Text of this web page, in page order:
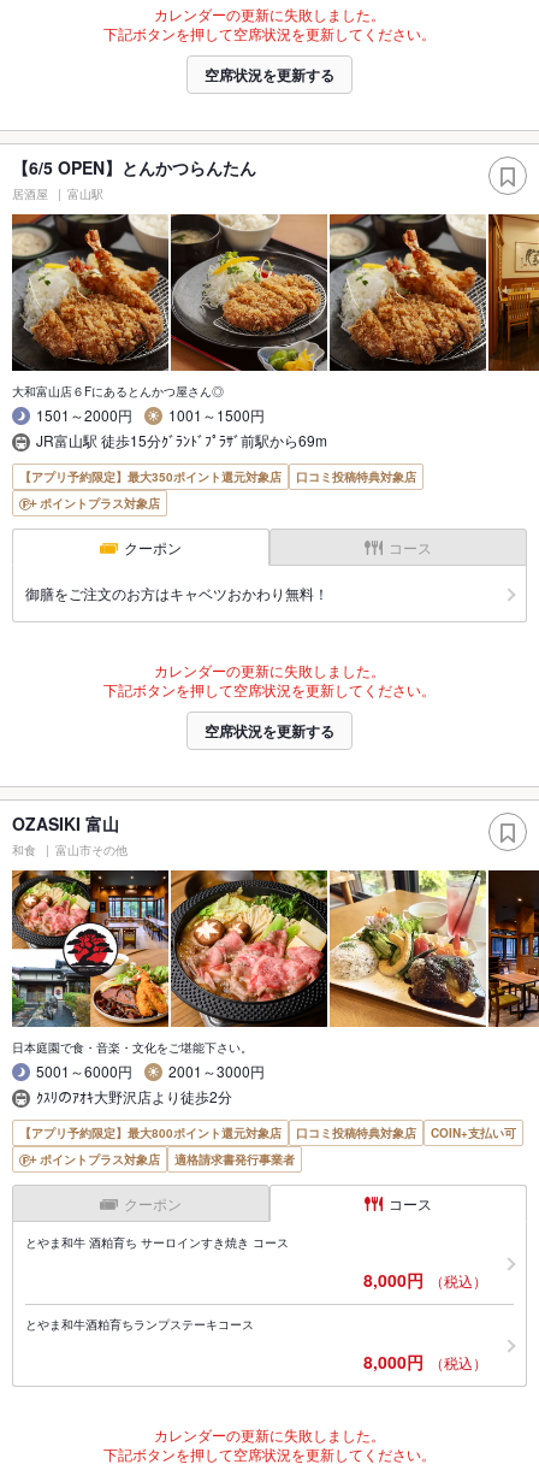
カレンダーの更新に失敗しました。
下記ボタンを押して空席状況を更新してください。
空席状況を更新する
【6/5 OPEN】とんかつらんたん
居酒屋 富山駅
大和富山店６Fにあるとんかつ屋さん◎
1501～2000円
1001～1500円
JR富山駅 徒歩15分ｸﾞﾗﾝﾄﾞﾌﾟﾗｻﾞ前駅から69m
【アプリ予約限定】最大350ポイント還元対象店
口コミ投稿特典対象店
ポイントプラス対象店
クーポン コース
御膳をご注文のお方はキャベツおかわり無料！
カレンダーの更新に失敗しました。
下記ボタンを押して空席状況を更新してください。
空席状況を更新する
OZASIKI 富山
和食 富山市その他
日本庭園で食・音楽・文化をご堪能下さい。
5001～6000円
2001～3000円
ｸｽﾘのｱｵｷ大野沢店より徒歩2分
【アプリ予約限定】最大800ポイント還元対象店 口コミ投稿特典対象店
COIN+支払い可
ポイントプラス対象店
適格請求書発行事業者
クーポン コース
とやま和牛 酒粕育ち サーロインすき焼き コース
8,000円 （税込）
とやま和牛酒粕育ちランプステーキコース
8,000円 （税込）
カレンダーの更新に失敗しました。
下記ボタンを押して空席状況を更新してください。